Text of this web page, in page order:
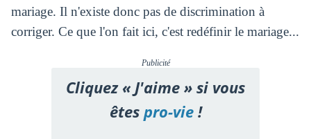
mariage. Il n'existe donc pas de discrimination à
corriger. Ce que l'on fait ici, c'est redéfinir le mariage...
Publicité
Cliquez « J'aime » si vous
êtespro-vie!